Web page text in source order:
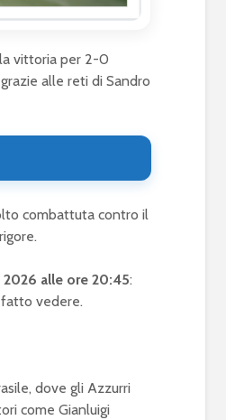
vittoria per 2-0
alle reti di Sandro
combattuta contro il
2026 alle ore 20:45:
vedere.
dove gli Azzurri
come Gianluigi